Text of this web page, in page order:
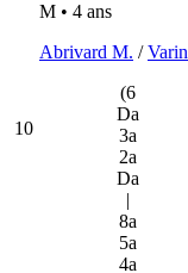
10
M • 4 ans
Abrivard M. /
(6
Da
3a
2a
Da
|
8a
5a
4a